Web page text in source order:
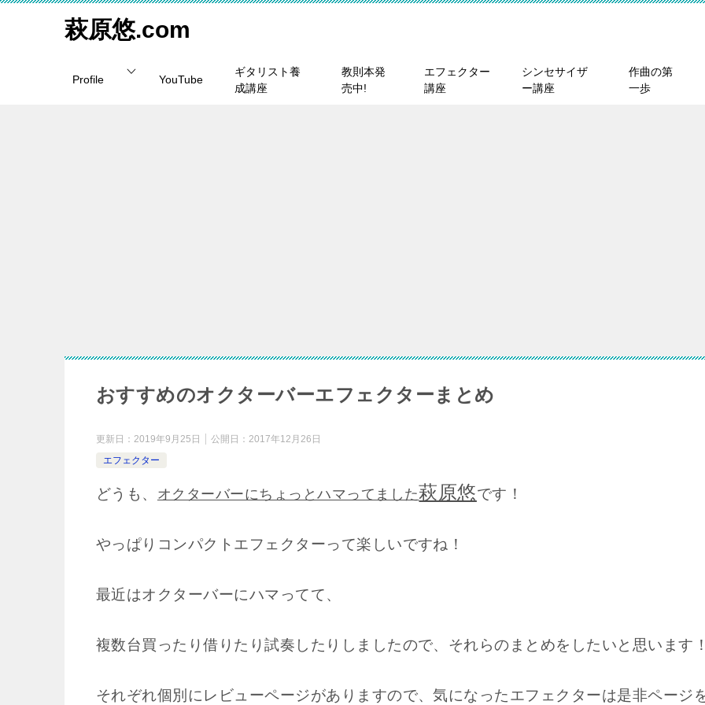
萩原悠.com
Profile YouTube
ギタリスト養
成講座
教則本発
売中!
エフェクター
講座
シンセサイザ
ー講座
作曲の第
一歩
おすすめのオクターバーエフェクターまとめ
更新日： 2019年9月25日 公開日： 2017年12月26日
エフェクター
どうも、 オクターバーにちょっとハマってました萩原悠です！
やっぱりコンパクトエフェクターって楽しいですね！
最近はオクターバーにハマってて、
複数台買ったり借りたり試奏したりしましたので、それらのまとめをしたいと思います
それぞれ個別にレビューページがありますので、気になったエフェクターは是非ページ